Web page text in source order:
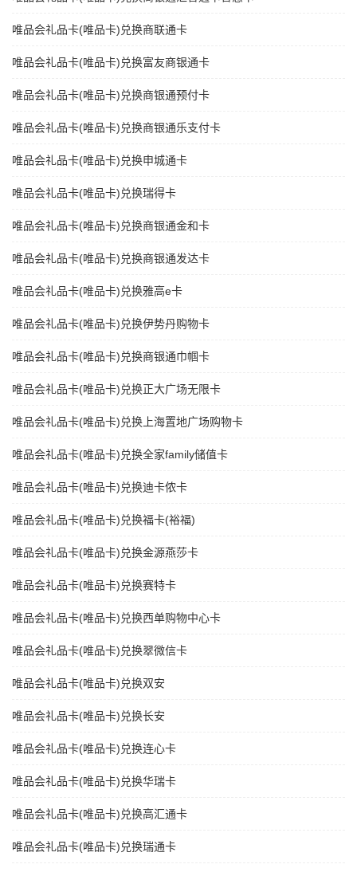
唯品会礼品卡(唯品卡)兑换商联通卡
唯品会礼品卡(唯品卡)兑换富友商银通卡
唯品会礼品卡(唯品卡)兑换商银通预付卡
唯品会礼品卡(唯品卡)兑换商银通乐支付卡
唯品会礼品卡(唯品卡)兑换申城通卡
唯品会礼品卡(唯品卡)兑换瑞得卡
唯品会礼品卡(唯品卡)兑换商银通金和卡
唯品会礼品卡(唯品卡)兑换商银通发达卡
唯品会礼品卡(唯品卡)兑换雅高e卡
唯品会礼品卡(唯品卡)兑换伊势丹购物卡
唯品会礼品卡(唯品卡)兑换商银通巾帼卡
唯品会礼品卡(唯品卡)兑换正大广场无限卡
唯品会礼品卡(唯品卡)兑换上海置地广场购物卡
唯品会礼品卡(唯品卡)兑换全家family储值卡
唯品会礼品卡(唯品卡)兑换迪卡侬卡
唯品会礼品卡(唯品卡)兑换福卡(裕福)
唯品会礼品卡(唯品卡)兑换金源燕莎卡
唯品会礼品卡(唯品卡)兑换赛特卡
唯品会礼品卡(唯品卡)兑换西单购物中心卡
唯品会礼品卡(唯品卡)兑换翠微信卡
唯品会礼品卡(唯品卡)兑换双安
唯品会礼品卡(唯品卡)兑换长安
唯品会礼品卡(唯品卡)兑换连心卡
唯品会礼品卡(唯品卡)兑换华瑞卡
唯品会礼品卡(唯品卡)兑换高汇通卡
唯品会礼品卡(唯品卡)兑换瑞通卡